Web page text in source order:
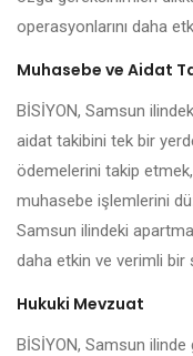
operasyonlarını daha
Muhasebe ve Aidat
BİSİYON, Samsun
aidat takibini tek bir
ödemelerini takip
muhasebe işlemlerini
Samsun ilindeki
daha etkin ve verimli bir
Hukuki Mevzuat
BİSİYON, Samsun